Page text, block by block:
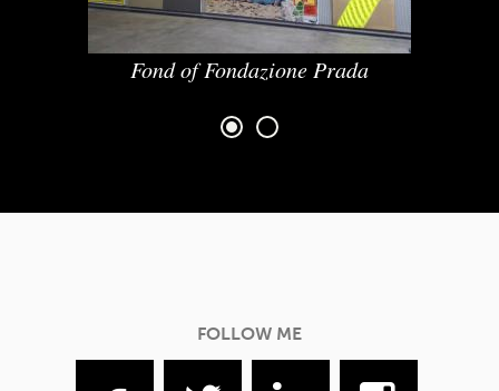
Fond of Fondazione Prada
FOLLOW ME